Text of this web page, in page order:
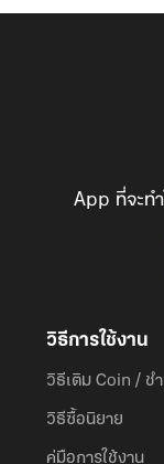
App ที่จะท
วิธีการใช้งาน
วิธีเติม Coin / ชำ
วิธีซื้อนิยาย
คู่มือการใช้งาน